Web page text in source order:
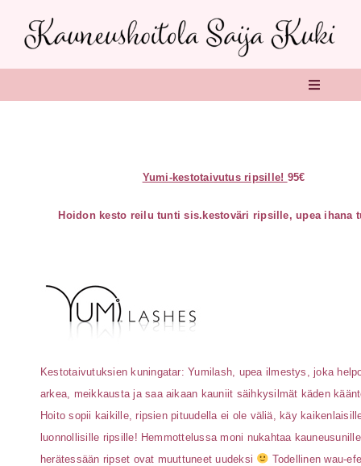
content
Toggle
Kauneushoitolan historia
Revitalash ripsiseerumi
Varaa ja tilaa
Yhteystiedot
Yumi-kestotaivutus ripsille! 95€
Hoidon kesto reilu tunti sis.kestoväri ripsille, upea ihana
Kestotaivutuksien kuningatar: Yumilash, upea ilmestys, joka
arkea, meikkausta ja saa aikaan kauniit säihkysilmät käden
Hoito sopii kaikille, ripsien pituudella ei ole väliä, käy
luonnollisille ripsille! Hemmottelussa moni nukahtaa
herätessään ripset ovat muuttuneet uudeksi
Todellinen wau-